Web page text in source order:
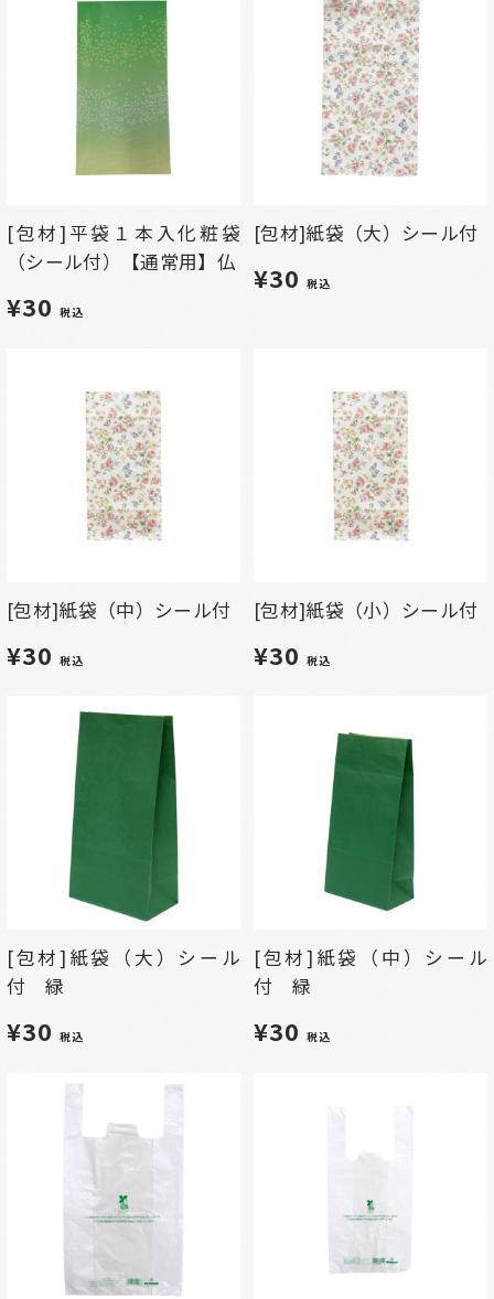
[包材]平袋１本入化粧袋
（シール付）【通常用】仏
¥30税込
[包材]紙袋（大）シール付
¥30税込
[包材]紙袋（中）シール付
¥30税込
[包材]紙袋（小）シール付
¥30税込
[包材]紙袋（大）シール
付 緑
¥30税込
[包材]紙袋（中）シール
付 緑
¥30税込